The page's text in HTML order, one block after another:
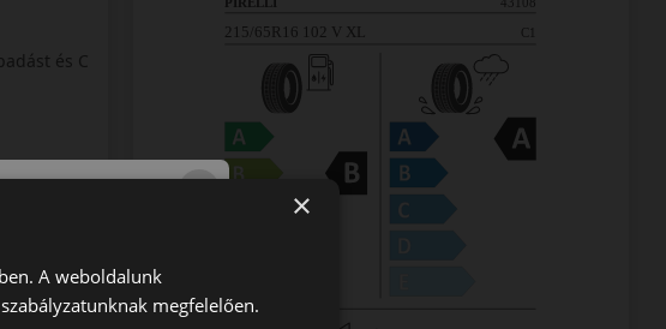
és C
×
A weboldalunk
megfelelően.